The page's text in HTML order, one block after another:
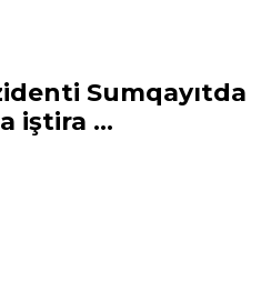
Sumqayıtda
iştira ...